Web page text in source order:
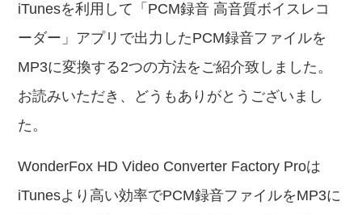
iTunesを利用して「PCM録音 高音質ボイスレコ
ーダー」アプリで出力したPCM録音ファイルを
MP3に変換する2つの方法をご紹介致しました。
お読みいただき、どうもありがとうございまし
た。
WonderFox HD Video Converter Factory Proは
iTunesより高い効率でPCM録音ファイルをMP3に